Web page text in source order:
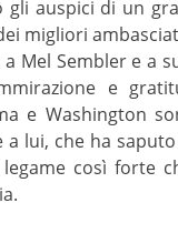
auspici di un
migliori
Mel Sembler e a
e
e Washington
a lui, che ha
così forte